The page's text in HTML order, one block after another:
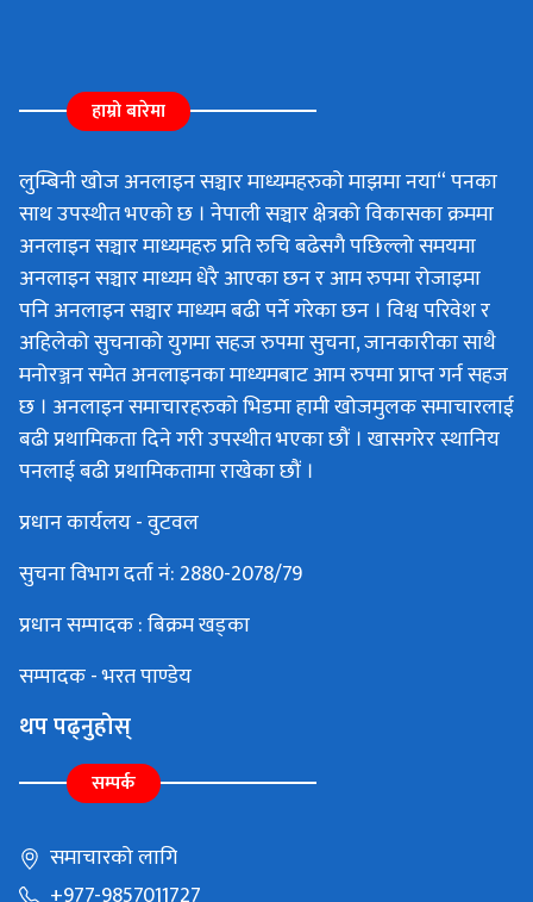
हाम्रो बारेमा
लुम्बिनी खोज अनलाइन सञ्चार माध्यमहरुको माझमा नया“ पनका
साथ उपस्थीत भएको छ । नेपाली सञ्चार क्षेत्रको विकासका क्रममा
अनलाइन सञ्चार माध्यमहरु प्रति रुचि बढेसगै पछिल्लो समयमा
अनलाइन सञ्चार माध्यम धेरै आएका छन र आम रुपमा रोजाइमा
पनि अनलाइन सञ्चार माध्यम बढी पर्ने गरेका छन । विश्व परिवेश र
अहिलेको सुचनाको युगमा सहज रुपमा सुचना, जानकारीका साथै
मनोरञ्जन समेत अनलाइनका माध्यमबाट आम रुपमा प्राप्त गर्न सहज
छ । अनलाइन समाचारहरुको भिडमा हामी खोजमुलक समाचारलाई
बढी प्रथामिकता दिने गरी उपस्थीत भएका छौं । खासगरेर स्थानिय
पनलाई बढी प्रथामिकतामा राखेका छौं ।
प्रधान कार्यलय - वुटवल
सुचना विभाग दर्ता नं: 2880-2078/79
प्रधान सम्पादक : बिक्रम खड्का
सम्पादक - भरत पाण्डेय
थप पढ्नुहोस्
सम्पर्क
समाचारको लागि